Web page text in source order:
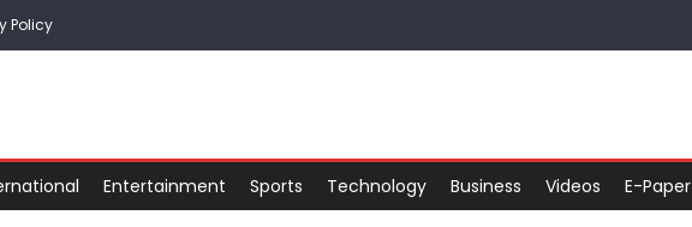
Policy
Entertainment Sports Technology Business Videos E-Paper